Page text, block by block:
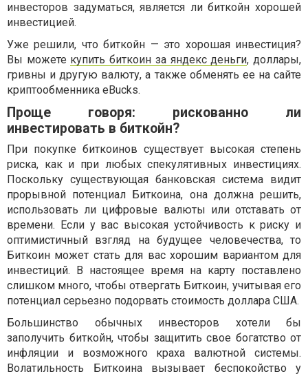
инвесторов задуматься, является ли биткойн хорошей
инвестицией.
Уже решили, что биткойн — это хорошая инвестиция?
Вы можете купить биткоин за яндекс деньги, доллары,
гривны и другую валюту, а также обменять ее на сайте
криптообменника eBucks.
Проще говоря: рискованно ли
инвестировать в биткойн?
При покупке биткоинов существует высокая степень
риска, как и при любых спекулятивных инвестициях.
Поскольку существующая банковская система видит
прорывной потенциал Биткоина, она должна решить,
использовать ли цифровые валюты или отставать от
времени. Если у вас высокая устойчивость к риску и
оптимистичный взгляд на будущее человечества, то
Биткоин может стать для вас хорошим вариантом для
инвестиций. В настоящее время на карту поставлено
слишком много, чтобы отвергать Биткоин, учитывая его
потенциал серьезно подорвать стоимость доллара США.
Большинство обычных инвесторов хотели бы
заполучить биткойн, чтобы защитить свое богатство от
инфляции и возможного краха валютной системы.
Волатильность Биткоина вызывает беспокойство у